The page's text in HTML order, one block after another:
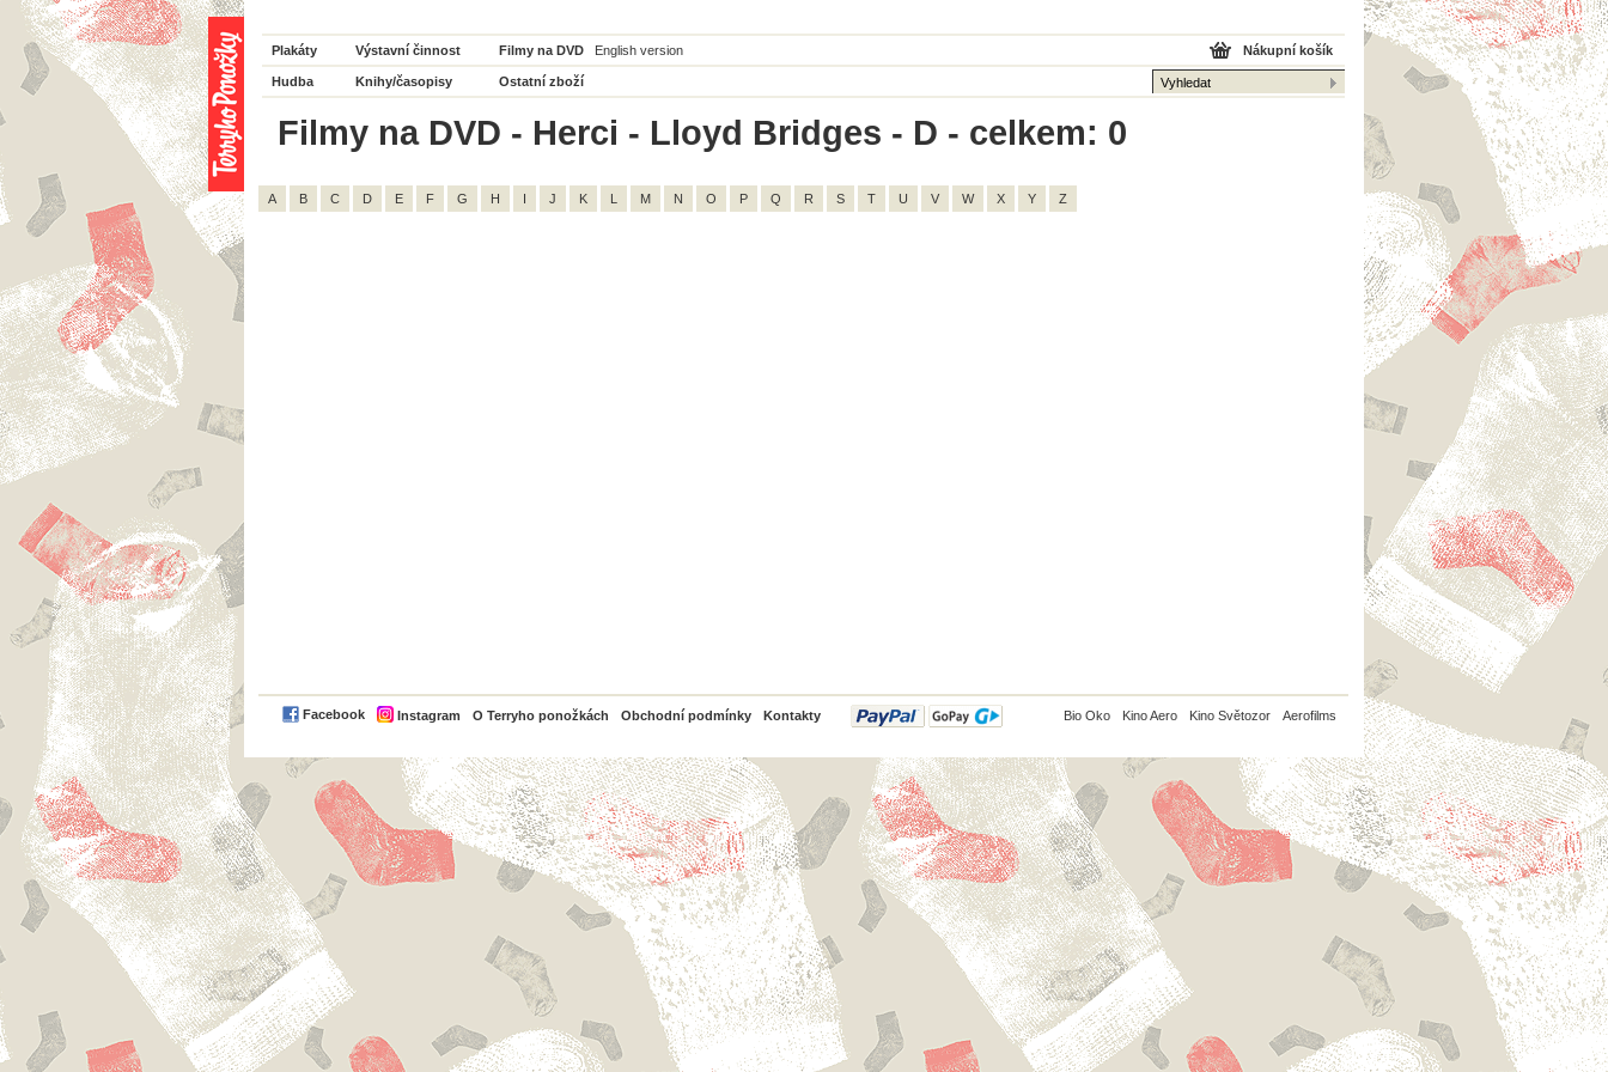
Plakáty Výstavní činnost Filmy na DVD English version
Hudba Knihy/časopisy Ostatní zboží
Nákupní košík
Filmy na DVD - Herci - Lloyd Bridges - D - celkem: 0
A B C D E F G H I J K L M N O P Q R S T U V W X Y Z
Facebook Instagram O Terryho ponožkách Obchodní podmínky Kontakty
PayPal Bio Oko Kino Aero Kino Světozor Aerofilms